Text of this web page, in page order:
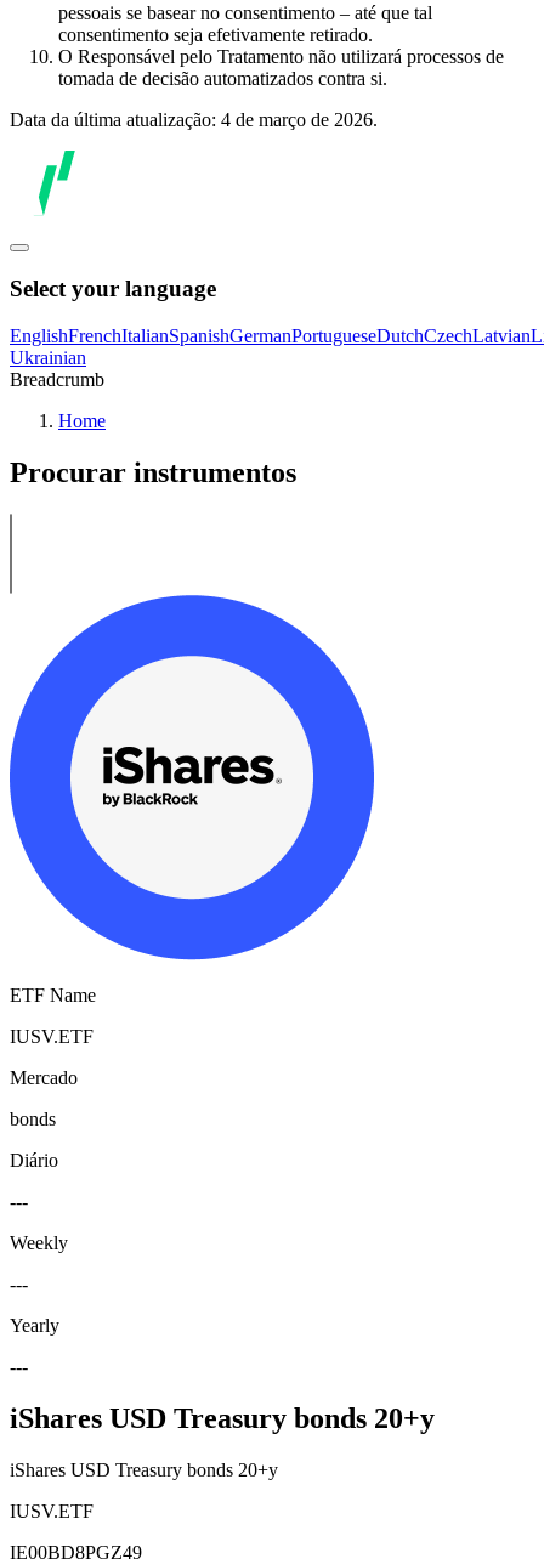
pessoais se basear no consentimento – até que tal
consentimento seja efetivamente retirado.
O Responsável pelo Tratamento não utilizará processos de
tomada de decisão automatizados contra si.
Data da última atualização: 4 de março de 2026.
Select your language
EnglishFrenchItalianSpanishGermanPortugueseDutchCzechLatvian
Ukrainian
Breadcrumb
Home
Procurar instrumentos
ETF Name
IUSV.ETF
Mercado
bonds
Diário
---
Weekly
---
Yearly
---
iShares USD Treasury bonds 20+y
iShares USD Treasury bonds 20+y
IUSV.ETF
IE00BD8PGZ49